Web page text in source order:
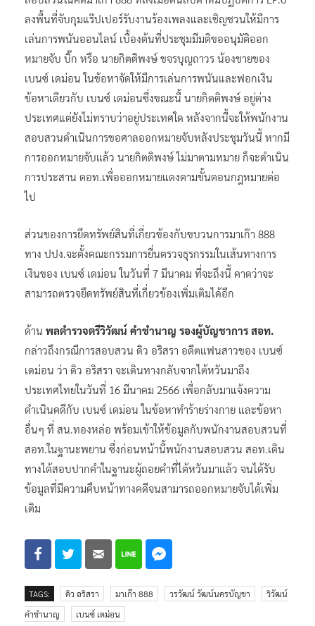
ลงพื้นที่จับกุมแร๊ปเปอร์รับงานร้องเพลงและเชิญชวนให้มีการ
เล่นการพนันออนไลน์ เบื้องต้นที่ประชุมมีมติขออนุมัติออก
หมายจับ บิ๊ก หรือ นายกิตติพงษ์ ขจรบุญถาวร น้องชายของ
เบนซ์ เดม่อน ในข้อหาจัดให้มีการเล่นการพนันและฟอกเงิน
ข้อหาเดียวกับ เบนซ์ เดม่อนซึ่งขณะนี้ นายกิตติพงษ์ อยู่ต่าง
ประเทศแต่ยังไม่ทราบว่าอยู่ประเทศใด หลังจากนี้จะให้พนักงาน
สอบสวนดำเนินการขอศาลออกหมายจับหลังประชุมวันนี้ หากมี
การออกหมายจับแล้ว นายกิตติพงษ์ ไม่มาตามหมาย ก็จะดำเนิน
การประสาน ตอท.เพื่อออกหมายแดงตามขั้นตอนกฎหมายต่อ
ไป
ส่วนของการยึดทรัพย์สินที่เกี่ยวข้องกับขบวนการมาเก๊า 888
ทาง ปปง.จะตั้งคณะกรรมการยื่นตรวจธุรกรรมในเส้นทางการ
เงินของ เบนซ์ เดม่อน ในวันที่ 7 มีนาคม ที่จะถึงนี้ คาดว่าจะ
สามารถตรวจยึดทรัพย์สินที่เกี่ยวข้องเพิ่มเติมได้อีก
ด้าน พลตำรวจตรีวิวัฒน์ คำชำนาญ รองผู้บัญชาการ สอท.
กล่าวถึงกรณีการสอบสวน ดิว อริสรา อดีตแฟนสาวของ เบนซ์
เดม่อน ว่า ดิว อริสรา จะเดินทางกลับจากไต้หวันมาถึง
ประเทศไทยในวันที่ 16 มีนาคม 2566 เพื่อกลับมาแจ้งความ
ดำเนินคดีกับ เบนซ์ เดม่อน ในข้อหาทำร้ายร่างกาย และข้อหา
อื่นๆ ที่ สน.ทองหล่อ พร้อมเข้าให้ข้อมูลกับพนักงานสอบสวนที่
สอท.ในฐานะพยาน ซึ่งก่อนหน้านี้พนักงานสอบสวน สอท.เดิน
ทางได้สอบปากคำในฐานะผู้ถอยคำที่ไต้หวันมาแล้ว จนได้รับ
ข้อมูลที่มีความคืบหน้าทางคดีจนสามารถออกหมายจับได้เพิ่ม
เติม
TAGS: ดิว อริสรา มาเก๊า 888 วรวัฒน์ วัฒน์นครบัญชา
วิวัฒน์
คำชำนาญ
เบนซ์ เดม่อน